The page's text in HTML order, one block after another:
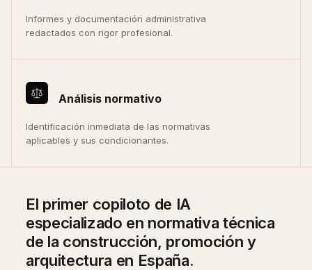
Informes y documentación administrativa
redactados con rigor profesional.
Análisis normativo
Identificación inmediata de las normativas
aplicables y sus condicionantes.
El primer copiloto de IA
especializado en normativa técnica
de la construcción, promoción y
arquitectura en España.